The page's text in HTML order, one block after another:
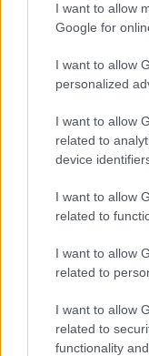
I want to allow
Google for
I want to allow
personalized
I want to allow
related to
device
I want to allow
related to
I want to allow
related to
I want to allow
related to
functionality
Η τολμηρή
φούστα και
Η